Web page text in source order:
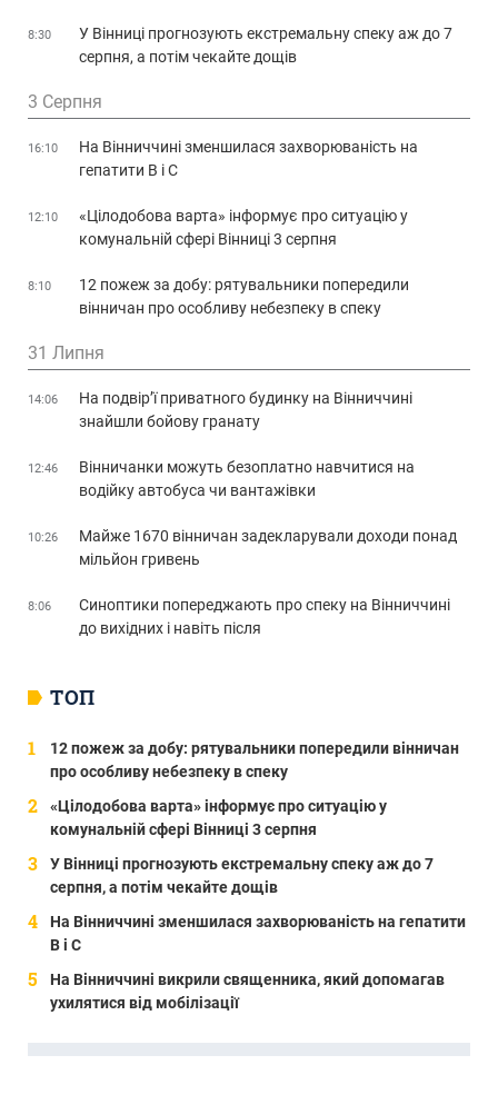
ТОП
12 пожеж за добу: рятувальники попередили вінничан
про особливу небезпеку в спеку
«Цілодобова варта» інформує про ситуацію у
комунальній сфері Вінниці 3 серпня
У Вінниці прогнозують екстремальну спеку аж до 7
серпня, а потім чекайте дощів
На Вінниччині зменшилася захворюваність на гепатити
В і С
На Вінниччині викрили священника, який допомагав
ухилятися від мобілізації
8:30
У Вінниці прогнозують екстремальну спеку аж до 7
серпня, а потім чекайте дощів
3 Серпня
16:10
На Вінниччині зменшилася захворюваність на
гепатити В і С
12:10
«Цілодобова варта» інформує про ситуацію у
комунальній сфері Вінниці 3 серпня
8:10
12 пожеж за добу: рятувальники попередили
вінничан про особливу небезпеку в спеку
31 Липня
14:06
На подвір’ї приватного будинку на Вінниччині
знайшли бойову гранату
12:46
Вінничанки можуть безоплатно навчитися на
водійку автобуса чи вантажівки
10:26
Майже 1670 вінничан задекларували доходи понад
мільйон гривень
8:06
Синоптики попереджають про спеку на Вінниччині
до вихідних і навіть після